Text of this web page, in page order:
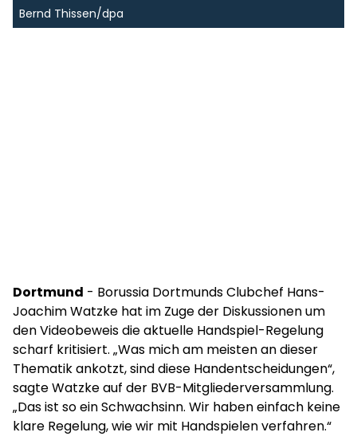
Bernd Thissen/dpa
Dortmund - Borussia Dortmunds Clubchef Hans-
Joachim Watzke hat im Zuge der Diskussionen um
den Videobeweis die aktuelle Handspiel-Regelung
scharf kritisiert. „Was mich am meisten an dieser
Thematik ankotzt, sind diese Handentscheidungen“,
sagte Watzke auf der BVB-Mitgliederversammlung.
„Das ist so ein Schwachsinn. Wir haben einfach keine
klare Regelung, wie wir mit Handspielen verfahren.“